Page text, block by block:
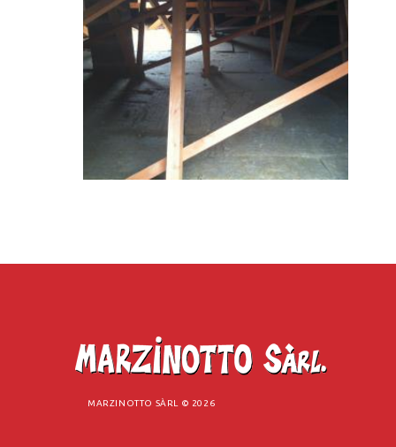
MARZINOTTO SÀRL © 2026